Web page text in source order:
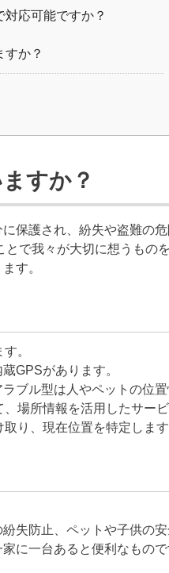
応可能ですか？
か？
すか？
保護され、紛失や盗難の
で我々が大切に想うもの
す。
。
GPSがあります。
ブル型は人やペットの位
場所情報を活用したサービ
り、現在位置を特定します
失防止、ペットや子供の
に一台あると便利なもので